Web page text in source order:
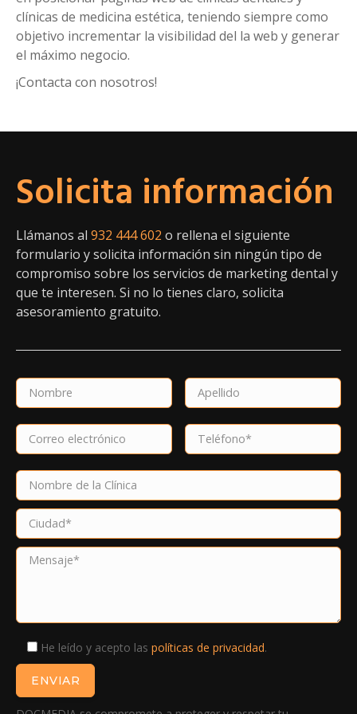
clínicas de medicina estética, teniendo siempre como
objetivo incrementar la visibilidad del la web y generar
el máximo negocio.
¡Contacta con nosotros!
Solicita información
Llámanos al 932 444 602 o rellena el siguiente
formulario y solicita información sin ningún tipo de
compromiso sobre los servicios de marketing dental y
que te interesen. Si no lo tienes claro, solicita
asesoramiento gratuito.
He leído y acepto las políticas de privacidad.